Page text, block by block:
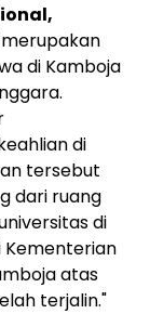
di Kamboja
.
di
tersebut
dari ruang
di
Kementerian
atas
terjalin."